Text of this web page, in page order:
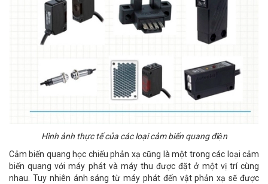
Hình ảnh thực tế của các loại cảm biến quang điện
Cảm biến quang học chiếu phản xạ cũng là một trong các loại cảm
biến quang với máy phát và máy thu được đặt ở một vị trí cùng
nhau. Tuy nhiên ánh sáng từ máy phát đến vật phản xạ sẽ được